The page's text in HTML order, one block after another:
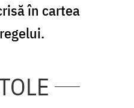
în cartea